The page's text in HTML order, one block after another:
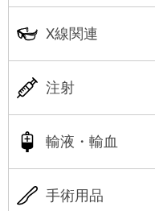
X線関連
注射
輸液・輸血
手術用品